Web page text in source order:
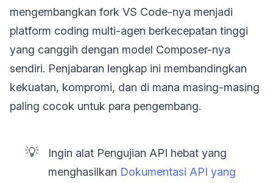
mengembangkan fork VS Code-nya menjadi
platform coding multi-agen berkecepatan tinggi
yang canggih dengan model Composer-nya
sendiri. Penjabaran lengkap ini membandingkan
kekuatan, kompromi, dan di mana masing-masing
paling cocok untuk para pengembang.
💡
Ingin alat Pengujian API hebat yang
menghasilkan Dokumentasi API yang